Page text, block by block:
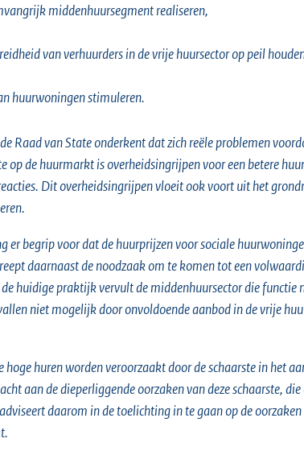
middenhuursegment realiseren,
van verhuurders in de vrije huursector op peil
huurwoningen stimuleren.
Raad van State onderkent dat zich reële problemen
op de huurmarkt is overheidsingrijpen voor een betere
Dit overheidsingrijpen vloeit ook voort uit het
er begrip voor dat de huurprijzen voor sociale
daarnaast de noodzaak om te komen tot een
huidige praktijk vervult de middenhuursector die
niet mogelijk door onvoldoende aanbod in de vrije
huren worden veroorzaakt door de schaarste in het
aan de dieperliggende oorzaken van deze schaarste,
daarom in de toelichting in te gaan op de